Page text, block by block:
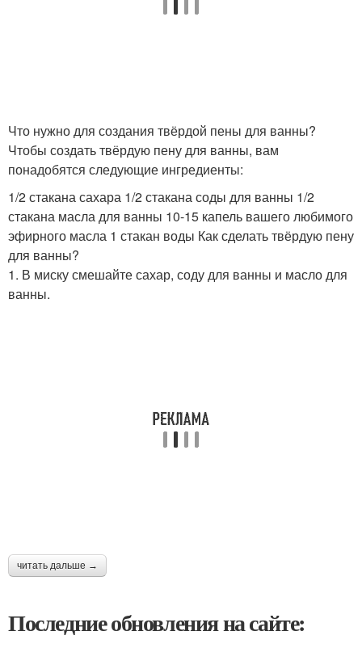
Что нужно для создания твёрдой пены для ванны?
Чтобы создать твёрдую пену для ванны, вам
понадобятся следующие ингредиенты:
1/2 стакана сахара 1/2 стакана соды для ванны 1/2
стакана масла для ванны 10-15 капель вашего любимого
эфирного масла 1 стакан воды Как сделать твёрдую пену
для ванны?
1. В миску смешайте сахар, соду для ванны и масло для
ванны.
читать дальше →
Последние обновления на сайте: